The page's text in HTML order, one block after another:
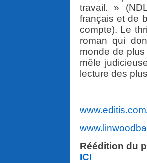
travail. »
français et de
compte). Le
roman qui
monde de
mêle
lecture des
Réédition du
ICI